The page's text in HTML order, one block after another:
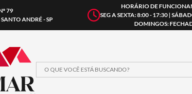
79
ANDRÉ - SP
HORÁRIO DE
SEG A SEXTA: 8:00 - 17:30 |
DOMINGOS: